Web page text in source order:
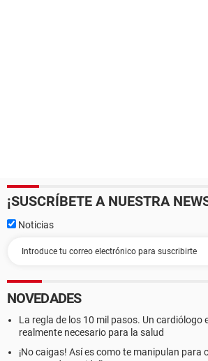
¡SUSCRÍBETE A NUESTRA
Noticias
NOVEDADES
La regla de los 10 mil pasos. Un cardiólogo
realmente necesario para la salud
¡No caigas! Así es como te manipulan para